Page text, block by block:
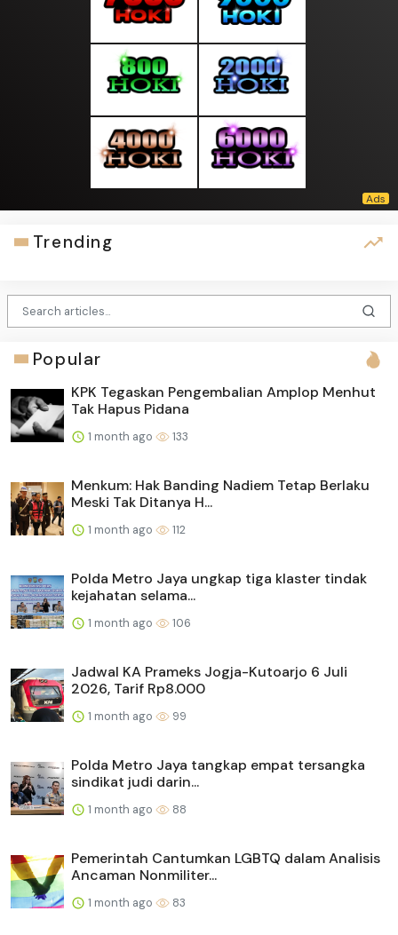
Trending
Popular
KPK Tegaskan Pengembalian Amplop Menhut
Tak Hapus Pidana
1 month ago 133
Menkum: Hak Banding Nadiem Tetap Berlaku
Meski Tak Ditanya H...
1 month ago 112
Polda Metro Jaya ungkap tiga klaster tindak
kejahatan selama...
1 month ago 106
Jadwal KA Prameks Jogja-Kutoarjo 6 Juli
2026, Tarif Rp8.000
1 month ago 99
Polda Metro Jaya tangkap empat tersangka
sindikat judi darin...
1 month ago 88
Pemerintah Cantumkan LGBTQ dalam Analisis
Ancaman Nonmiliter...
1 month ago 83